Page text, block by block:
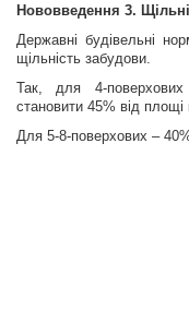
Нововведення 3.
Державні будівельні
щільність забудови.
Так, для 4-поверхових
становити 45% від площі
Для 5-8-поверхових –